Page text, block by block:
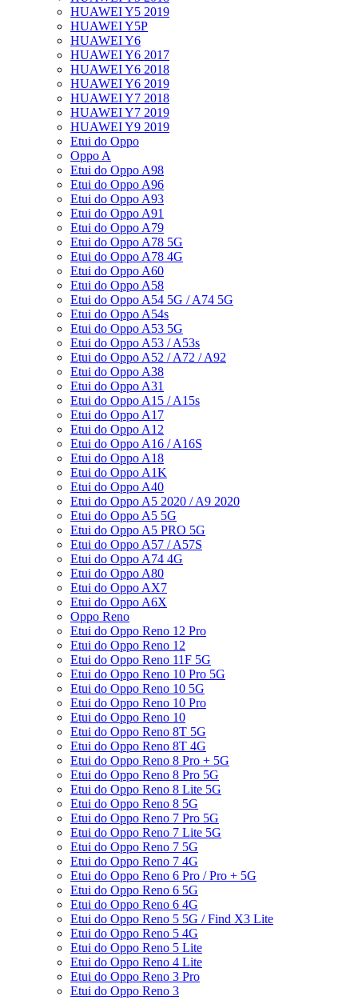
HUAWEI Y5 2019
HUAWEI Y5P
HUAWEI Y6
HUAWEI Y6 2017
HUAWEI Y6 2018
HUAWEI Y6 2019
HUAWEI Y7 2018
HUAWEI Y7 2019
HUAWEI Y9 2019
Etui do Oppo
Oppo A
Etui do Oppo A98
Etui do Oppo A96
Etui do Oppo A93
Etui do Oppo A91
Etui do Oppo A79
Etui do Oppo A78 5G
Etui do Oppo A78 4G
Etui do Oppo A60
Etui do Oppo A58
Etui do Oppo A54 5G / A74 5G
Etui do Oppo A54s
Etui do Oppo A53 5G
Etui do Oppo A53 / A53s
Etui do Oppo A52 / A72 / A92
Etui do Oppo A38
Etui do Oppo A31
Etui do Oppo A15 / A15s
Etui do Oppo A17
Etui do Oppo A12
Etui do Oppo A16 / A16S
Etui do Oppo A18
Etui do Oppo A1K
Etui do Oppo A40
Etui do Oppo A5 2020 / A9 2020
Etui do Oppo A5 5G
Etui do Oppo A5 PRO 5G
Etui do Oppo A57 / A57S
Etui do Oppo A74 4G
Etui do Oppo A80
Etui do Oppo AX7
Etui do Oppo A6X
Oppo Reno
Etui do Oppo Reno 12 Pro
Etui do Oppo Reno 12
Etui do Oppo Reno 11F 5G
Etui do Oppo Reno 10 Pro 5G
Etui do Oppo Reno 10 5G
Etui do Oppo Reno 10 Pro
Etui do Oppo Reno 10
Etui do Oppo Reno 8T 5G
Etui do Oppo Reno 8T 4G
Etui do Oppo Reno 8 Pro + 5G
Etui do Oppo Reno 8 Pro 5G
Etui do Oppo Reno 8 Lite 5G
Etui do Oppo Reno 8 5G
Etui do Oppo Reno 7 Pro 5G
Etui do Oppo Reno 7 Lite 5G
Etui do Oppo Reno 7 5G
Etui do Oppo Reno 7 4G
Etui do Oppo Reno 6 Pro / Pro + 5G
Etui do Oppo Reno 6 5G
Etui do Oppo Reno 6 4G
Etui do Oppo Reno 5 5G / Find X3 Lite
Etui do Oppo Reno 5 4G
Etui do Oppo Reno 5 Lite
Etui do Oppo Reno 4 Lite
Etui do Oppo Reno 3 Pro
Etui do Oppo Reno 3